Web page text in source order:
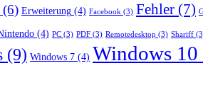
(6) Erweiterung (4) Facebook (3) Fehler (7)
(4) PC (3) PDF (3) Remotedesktop (3) Shariff
(9) Windows 7 (4) Windows 10